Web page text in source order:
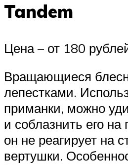
Tandem
Цена – от 180
Вращающиеся
лепестками.
приманки, можно
и соблазнить его на
он не реагирует на
вертушки.